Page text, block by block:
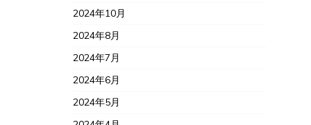
2024年10月
2024年8月
2024年7月
2024年6月
2024年5月